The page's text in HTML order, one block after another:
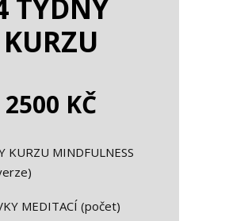
TÝDNY
KURZU
2500 KČ
KURZU MINDFULNESS
MEDITACÍ (počet)